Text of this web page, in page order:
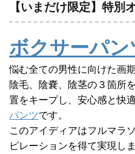
【いまだけ限定】特別
ボクサーパ
悩む全ての男性に向けた画
陰毛、陰嚢、陰茎の３箇所
置をキープし、安心感と快
パンツです。
このアイディアはフルマラ
ピレーションを得て実現しま